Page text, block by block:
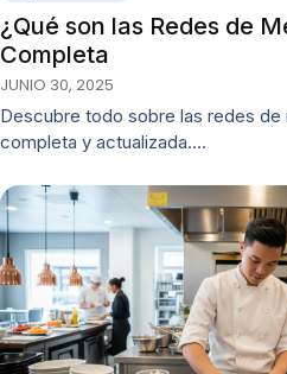
¿Qué son las Redes de
Completa
JUNIO 30, 2025
Descubre todo sobre las redes de
completa y actualizada.…